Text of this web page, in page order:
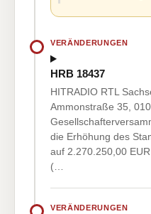
VERÄNDERUNGEN
HRB 18437
HITRADIO RTL
Ammonstraße 35,
die Erhöhung des
auf 2.270.250,00
(…
VERÄNDERUNGEN